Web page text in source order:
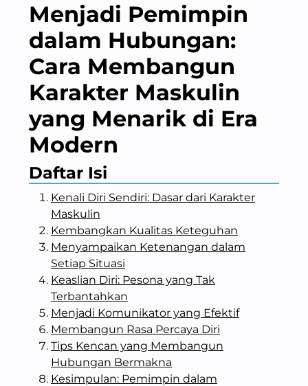
Menjadi Pemimpin
dalam Hubungan:
Cara Membangun
Karakter Maskulin
yang Menarik di Era
Modern
Daftar Isi
Kenali Diri Sendiri: Dasar dari Karakter
Maskulin
Kembangkan Kualitas Keteguhan
Menyampaikan Ketenangan dalam
Setiap Situasi
Keaslian Diri: Pesona yang Tak
Terbantahkan
Menjadi Komunikator yang Efektif
Membangun Rasa Percaya Diri
Tips Kencan yang Membangun
Hubungan Bermakna
Kesimpulan: Pemimpin dalam